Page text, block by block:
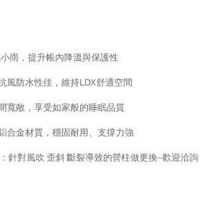
雨，提升帳內降溫與保護性
風防水性佳，維持LDX舒適空間
寬敞，享受如家般的睡眠品質
合金材質，穩固耐用、支撐力強
：針對風吹 歪斜 斷裂導致的營柱做更換~歡迎洽詢